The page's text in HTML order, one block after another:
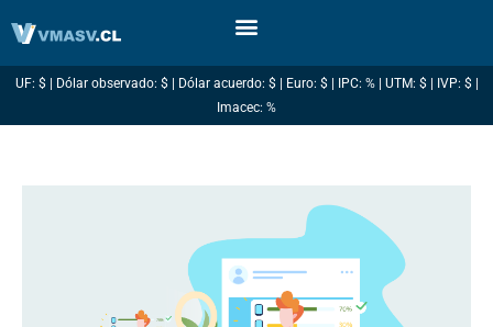
UF: $ | Dólar observado: $ | Dólar acuerdo: $ | Euro: $ | IPC: % | UTM: $ | IVP: $ |
Imacec: %